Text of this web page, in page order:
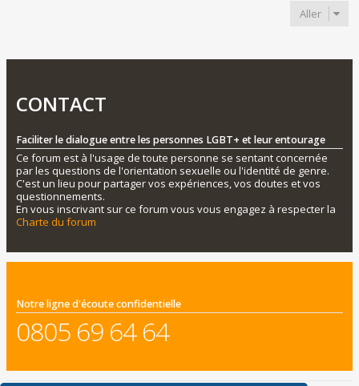
Aller
CONTACT
Faciliter le dialogue entre les personnes LGBT+ et leur entourage
Ce forum est à l'usage de toute personne se sentant concernée
par les questions de l'orientation sexuelle ou l'identité de genre.
C'est un lieu pour partager vos expériences, vos doutes et vos
questionnements.
En vous inscrivant sur ce forum vous vous engagez à respecter la
Charte du forum
Notre ligne d'écoute confidentielle
0805 69 64 64